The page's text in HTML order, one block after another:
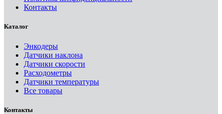
Контакты
Каталог
Энкодеры
Датчики наклона
Датчики скорости
Расходометры
Датчики температуры
Все товары
Контакты